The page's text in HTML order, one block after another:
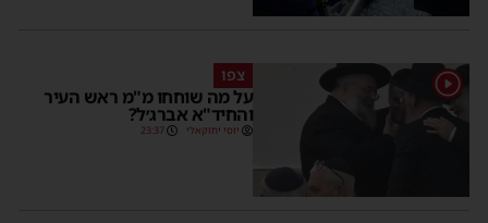
על מה שוחחו מ"מ ראש העיר
והחיד"א אברג׳ל?
יוסי יחזקאלי 23:37